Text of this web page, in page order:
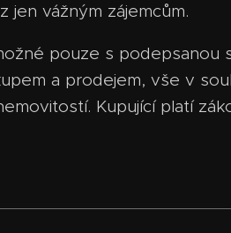
jen vážným zájemcům.
pouze s podepsanou
a prodejem, vše v
Kupující platí